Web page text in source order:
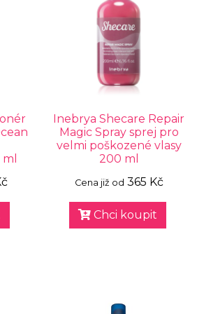
Inebrya Shecare Repair
Magic Spray sprej pro
velmi poškozené vlasy
200 ml
Cena již od 365 Kč
Chci koupit